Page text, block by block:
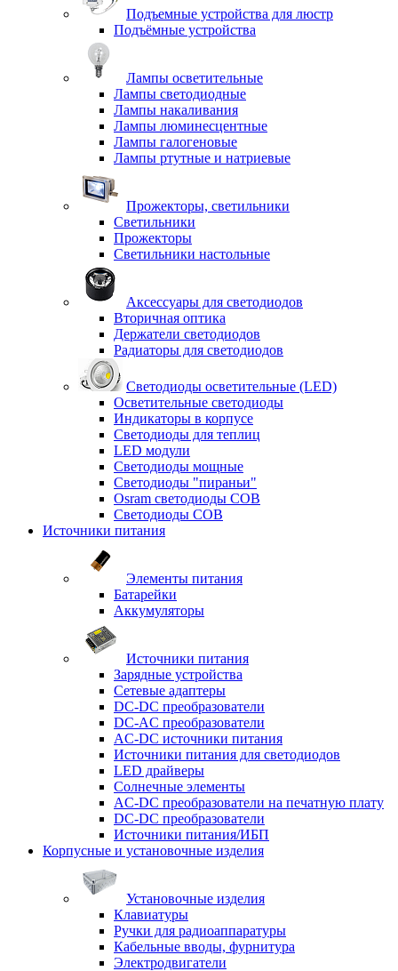
Подъемные устройства для люстр
Подъёмные устройства
Лампы осветительные
Лампы светодиодные
Лампы накаливания
Лампы люминесцентные
Лампы галогеновые
Лампы ртутные и натриевые
Прожекторы, светильники
Светильники
Прожекторы
Светильники настольные
Аксессуары для светодиодов
Вторичная оптика
Держатели светодиодов
Радиаторы для светодиодов
Светодиоды осветительные (LED)
Осветительные светодиоды
Индикаторы в корпусе
Светодиоды для теплиц
LED модули
Светодиоды мощные
Светодиоды "пираньи"
Osram светодиоды COB
Светодиоды COB
Источники питания
Элементы питания
Батарейки
Аккумуляторы
Источники питания
Зарядные устройства
Сетевые адаптеры
DC-DC преобразователи
DC-AC преобразователи
AC-DC источники питания
Источники питания для светодиодов
LED драйверы
Солнечные элементы
AC-DC преобразователи на печатную плату
DC-DC преобразователи
Источники питания/ИБП
Корпусные и установочные изделия
Установочные изделия
Клавиатуры
Ручки для радиоаппаратуры
Кабельные вводы, фурнитура
Электродвигатели